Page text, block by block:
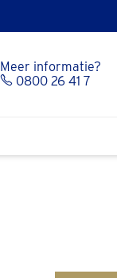
Meer informatie?
0800 26 41 7